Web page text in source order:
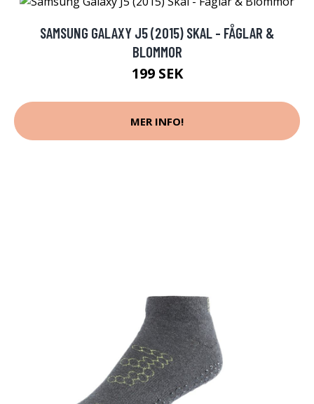
SAMSUNG GALAXY J5 (2015) SKAL - FÅGLAR &
BLOMMOR
199 SEK
MER INFO!